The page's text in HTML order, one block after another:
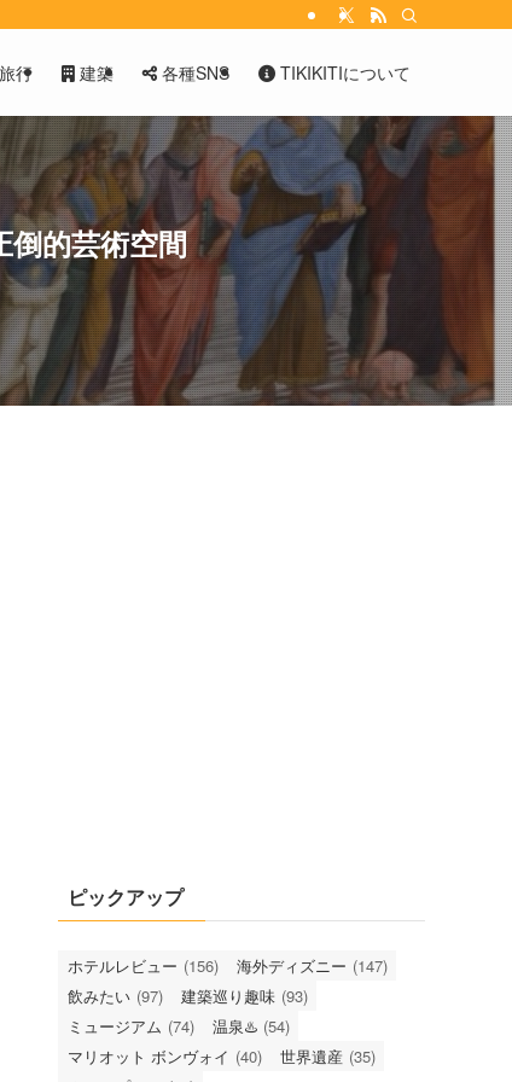
行 建築 各種SNS TIKIKITIについて
的芸術空間
ピックアップ
ホテルレビュー (156) 海外ディズニー (147)
飲みたい (97) 建築巡り趣味 (93)
ミュージアム (74) 温泉♨️ (54)
マリオット ボンヴォイ (40) 世界遺産 (35)